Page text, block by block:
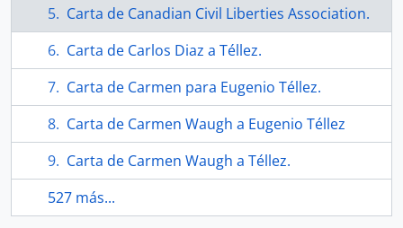
Carta de Canadian Civil Liberties Association.
Carta de Carlos Diaz a Téllez.
Carta de Carmen para Eugenio Téllez.
Carta de Carmen Waugh a Eugenio Téllez
Carta de Carmen Waugh a Téllez.
527 más...